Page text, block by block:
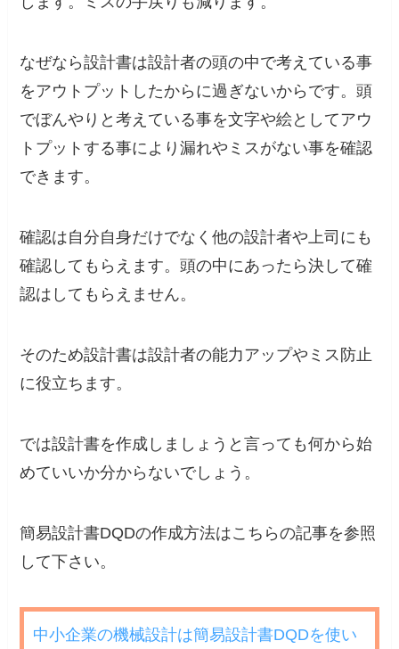
なぜなら設計書は設計者の頭の中で考えている事
をアウトプットしたからに過ぎないからです。頭
でぼんやりと考えている事を文字や絵としてアウ
トプットする事により漏れやミスがない事を確認
できます。
確認は自分自身だけでなく他の設計者や上司にも
確認してもらえます。頭の中にあったら決して確
認はしてもらえません。
そのため設計書は設計者の能力アップやミス防止
に役立ちます。
では設計書を作成しましょうと言っても何から始
めていいか分からないでしょう。
簡易設計書DQDの作成方法はこちらの記事を参照
して下さい。
中小企業の機械設計は簡易設計書DQDを使い